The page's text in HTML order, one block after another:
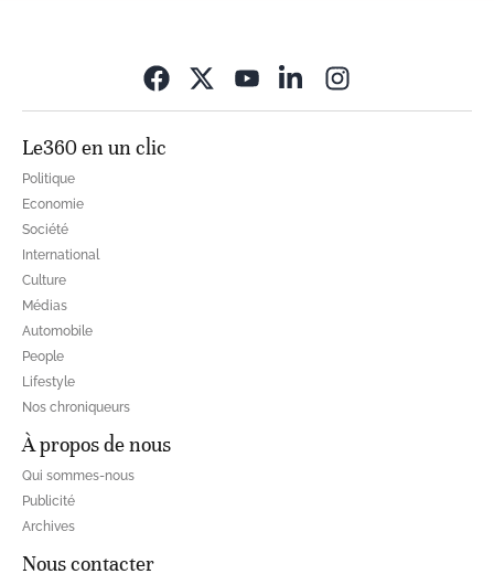
Le360 en un clic
Politique
Economie
Société
International
Culture
Médias
Automobile
People
Lifestyle
Nos chroniqueurs
À propos de nous
Qui sommes-nous
Publicité
Archives
Nous contacter